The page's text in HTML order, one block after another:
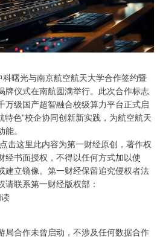
曙光与南京航空航天大学合作签约暨
牌仪式在南航圆满举行。此次合作标志
万级国产超智融合校级算力平台正式启
特色”校企协同创新新实践，为航空航天
。
击这里此内容为第一财经原创，著作权
经书面授权，不得以任何方式加以使
建立镜像。第一财经保留追究侵权者法
联系第一财经版权部：
局合作未曾启动，不涉及任何数据合作